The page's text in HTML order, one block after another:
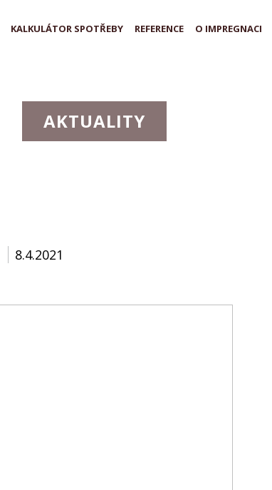
KALKULÁTOR SPOTŘEBY REFERENCE O IMPREGNACI
AKTUALITY
8.4.2021